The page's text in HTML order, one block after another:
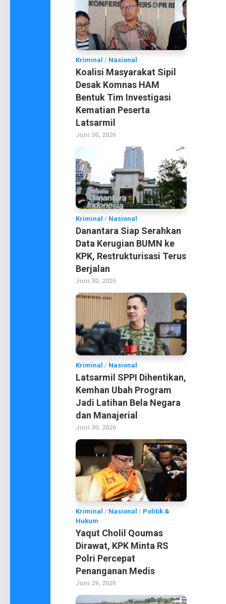
Kriminal / Nasional
Koalisi Masyarakat Sipil
Desak Komnas HAM
Bentuk Tim Investigasi
Kematian Peserta
Latsarmil
Juni 30, 2026
Kriminal / Nasional
Danantara Siap Serahkan
Data Kerugian BUMN ke
KPK, Restrukturisasi Terus
Berjalan
Juni 30, 2026
Kriminal / Nasional
Latsarmil SPPI Dihentikan,
Kemhan Ubah Program
Jadi Latihan Bela Negara
dan Manajerial
Juni 30, 2026
Kriminal / Nasional / Politik &
Hukum
Yaqut Cholil Qoumas
Dirawat, KPK Minta RS
Polri Percepat
Penanganan Medis
Juni 29, 2026